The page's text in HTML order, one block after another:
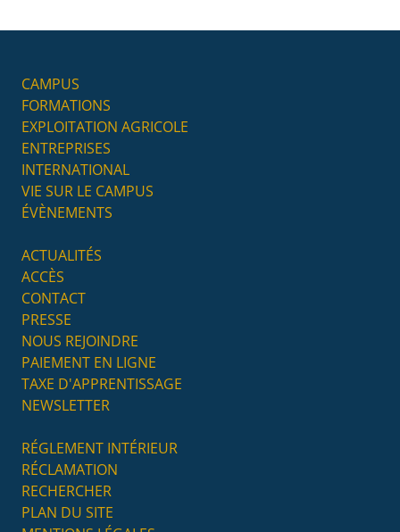
CAMPUS
FORMATIONS
EXPLOITATION AGRICOLE
ENTREPRISES
INTERNATIONAL
VIE SUR LE CAMPUS
ÉVÈNEMENTS
ACTUALITÉS
ACCÈS
CONTACT
PRESSE
NOUS REJOINDRE
PAIEMENT EN LIGNE
TAXE D'APPRENTISSAGE
NEWSLETTER
RÉGLEMENT INTÉRIEUR
RÉCLAMATION
RECHERCHER
PLAN DU SITE